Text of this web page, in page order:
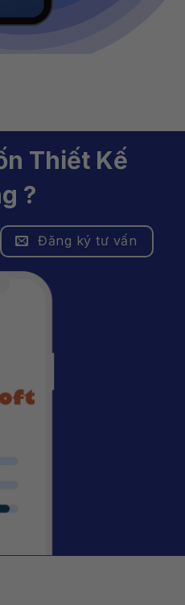
Thiết Kế
?
Đăng ký tư vấn